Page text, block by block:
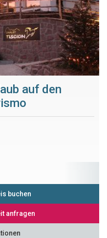
auf den
buchen
anfragen